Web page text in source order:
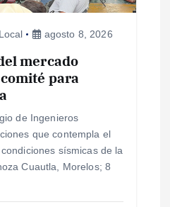
Local agosto 8, 2026
mercado
para
de Ingenieros
que contempla el
sísmicas de la
Cuautla, Morelos; 8